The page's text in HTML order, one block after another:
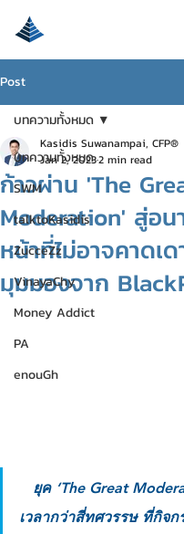
Post
บทความทั้งหมด
SWM
talktoKasidis
ZucceZz
VinayaChy
Money Addict
PA
enouGh
บทความทั้งหมด
ก้าวผ่าน 'The
Moderation' สู่อน
หน้าที่ไม่อาจคาดเ
มุมมองจาก
Kasidis Suwanampai, CFP®
Jan 2, 20232 min read
เวลากว่าสี่ทศวรรษ ที่กิจก